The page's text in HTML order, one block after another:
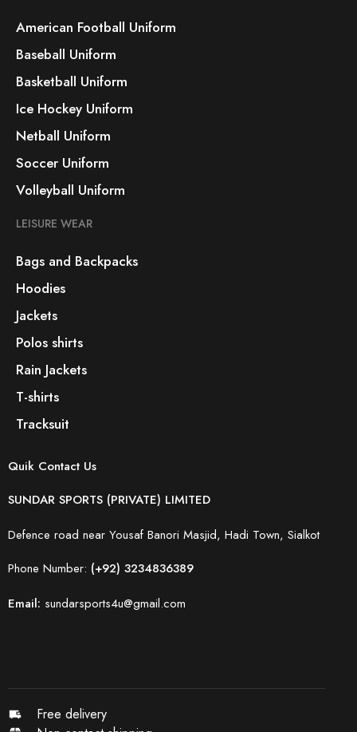
American Football Uniform
Baseball Uniform
Basketball Uniform
Ice Hockey Uniform
Netball Uniform
Soccer Uniform
Volleyball Uniform
LEISURE WEAR
Bags and Backpacks
Hoodies
Jackets
Polos shirts
Rain Jackets
T-shirts
Tracksuit
Quik Contact Us
SUNDAR SPORTS (PRIVATE) LIMITED
Defence road near Yousaf Banori Masjid, Hadi Town, Sialkot
Phone Number: (+92) 3234836389
Email: sundarsports4u@gmail.com
Free delivery